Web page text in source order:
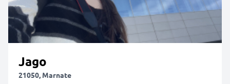
Jago
21050, Marnate